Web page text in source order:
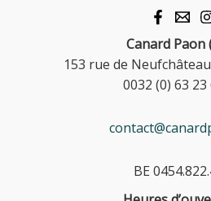
Canard Paon
153 rue de
0032 (0) 63 23
BE